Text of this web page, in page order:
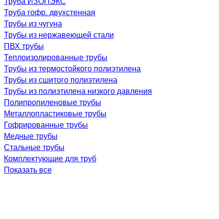
Труба гофр. двухстенная
Трубы из чугуна
Трубы из нержавеющей стали
ПВХ трубы
Теплоизолированные трубы
Трубы из термостойкого полиэтилена
Трубы из сшитого полиэтилена
Трубы из полиэтилена низкого давления
Полипропиленовые трубы
Металлопластиковые трубы
Гофрированные трубы
Медные трубы
Стальные трубы
Комплектующие для труб
Показать все